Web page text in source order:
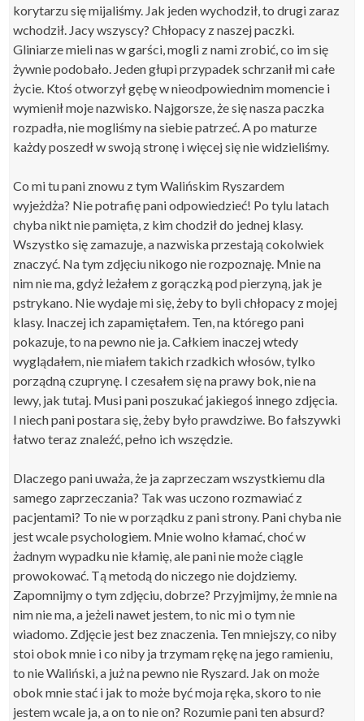
korytarzu się mijaliśmy. Jak jeden wychodził, to drugi zaraz
wchodził. Jacy wszyscy? Chłopacy z naszej paczki.
Gliniarze mieli nas w garści, mogli z nami zrobić, co im się
żywnie podobało. Jeden głupi przypadek schrzanił mi całe
życie. Ktoś otworzył gębę w nieodpowiednim momencie i
wymienił moje nazwisko. Najgorsze, że się nasza paczka
rozpadła, nie mogliśmy na siebie patrzeć. A po maturze
każdy poszedł w swoją stronę i więcej się nie widzieliśmy.
Co mi tu pani znowu z tym Walińskim Ryszardem
wyjeżdża? Nie potrafię pani odpowiedzieć! Po tylu latach
chyba nikt nie pamięta, z kim chodził do jednej klasy.
Wszystko się zamazuje, a nazwiska przestają cokolwiek
znaczyć. Na tym zdjęciu nikogo nie rozpoznaję. Mnie na
nim nie ma, gdyż leżałem z gorączką pod pierzyną, jak je
pstrykano. Nie wydaje mi się, żeby to byli chłopacy z mojej
klasy. Inaczej ich zapamiętałem. Ten, na którego pani
pokazuje, to na pewno nie ja. Całkiem inaczej wtedy
wyglądałem, nie miałem takich rzadkich włosów, tylko
porządną czuprynę. I czesałem się na prawy bok, nie na
lewy, jak tutaj. Musi pani poszukać jakiegoś innego zdjęcia.
I niech pani postara się, żeby było prawdziwe. Bo fałszywki
łatwo teraz znaleźć, pełno ich wszędzie.
Dlaczego pani uważa, że ja zaprzeczam wszystkiemu dla
samego zaprzeczania? Tak was uczono rozmawiać z
pacjentami? To nie w porządku z pani strony. Pani chyba nie
jest wcale psychologiem. Mnie wolno kłamać, choć w
żadnym wypadku nie kłamię, ale pani nie może ciągle
prowokować. Tą metodą do niczego nie dojdziemy.
Zapomnijmy o tym zdjęciu, dobrze? Przyjmijmy, że mnie na
nim nie ma, a jeżeli nawet jestem, to nic mi o tym nie
wiadomo. Zdjęcie jest bez znaczenia. Ten mniejszy, co niby
stoi obok mnie i co niby ja trzymam rękę na jego ramieniu,
to nie Waliński, a już na pewno nie Ryszard. Jak on może
obok mnie stać i jak to może być moja ręka, skoro to nie
jestem wcale ja, a on to nie on? Rozumie pani ten absurd?